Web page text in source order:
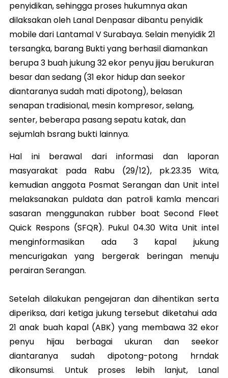
penyidikan, sehingga proses hukumnya akan
dilaksakan oleh Lanal Denpasar dibantu penyidik
mobile dari Lantamal V Surabaya. Selain menyidik 21
tersangka, barang Bukti yang berhasil diamankan
berupa 3 buah jukung 32 ekor penyu jijau berukuran
besar dan sedang (31 ekor hidup dan seekor
diantaranya sudah mati dipotong), belasan
senapan tradisional, mesin kompresor, selang,
senter, beberapa pasang sepatu katak, dan
sejumlah bsrang bukti lainnya.
Hal ini berawal dari informasi dan laporan
masyarakat pada Rabu (29/12), pk.23.35 Wita,
kemudian anggota Posmat Serangan dan Unit intel
melaksanakan puldata dan patroli kamla mencari
sasaran menggunakan rubber boat Second Fleet
Quick Respons (SFQR). Pukul 04.30 Wita Unit intel
menginformasikan ada 3 kapal jukung
mencurigakan yang bergerak beringan menuju
perairan Serangan.
Setelah dilakukan pengejaran dan dihentikan serta
diperiksa, dari ketiga jukung tersebut diketahui ada
21 anak buah kapal (ABK) yang membawa 32 ekor
penyu hijau berbagai ukuran dan seekor
diantaranya sudah dipotong-potong hrndak
dikonsumsi. Untuk proses lebih lanjut, Lanal